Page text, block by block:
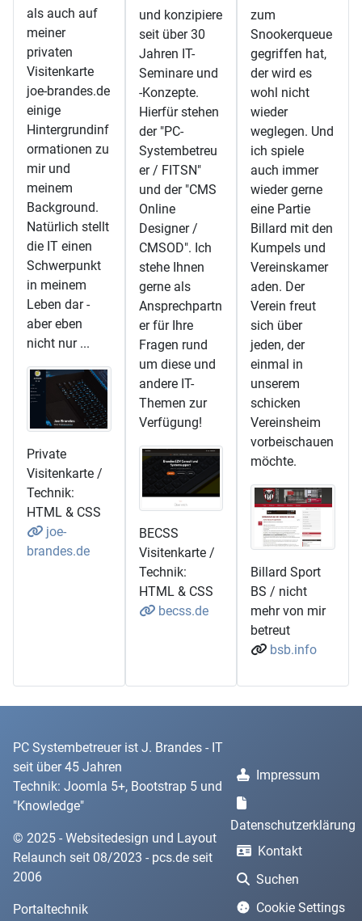
als auch auf
meiner
privaten
Visitenkarte
joe-brandes.de
einige
Hintergrundinf
ormationen zu
mir und
meinem
Background.
Natürlich stellt
die IT einen
Schwerpunkt
in meinem
Leben dar -
aber eben
nicht nur ...
Private
Visitenkarte /
Technik:
HTML & CSS
joe-
brandes.de
und konzipiere
seit über 30
Jahren IT-
Seminare und
-Konzepte.
Hierfür stehen
der "PC-
Systembetreu
er / FITSN"
und der "CMS
Online
Designer /
CMSOD". Ich
stehe Ihnen
gerne als
Ansprechpartn
er für Ihre
Fragen rund
um diese und
andere IT-
Themen zur
Verfügung!
BECSS
Visitenkarte /
Technik:
HTML & CSS
becss.de
zum
Snookerqueue
gegriffen hat,
der wird es
wohl nicht
wieder
weglegen. Und
ich spiele
auch immer
wieder gerne
eine Partie
Billard mit den
Kumpels und
Vereinskamer
aden. Der
Verein freut
sich über
jeden, der
einmal in
unserem
schicken
Vereinsheim
vorbeischauen
möchte.
Billard Sport
BS / nicht
mehr von mir
betreut
bsb.info
PC Systembetreuer ist J. Brandes - IT
seit über 45 Jahren
Technik: Joomla 5+, Bootstrap 5 und
"Knowledge"
© 2025 - Websitedesign und Layout
Relaunch seit 08/2023 - pcs.de seit
2006
Portaltechnik
Impressum
Datenschutzerklärung
Kontakt
Suchen
Cookie Settings